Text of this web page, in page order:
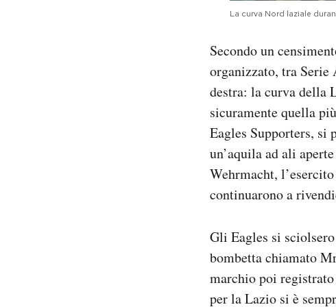
La curva Nord laziale
Secondo un
organizzato, tra
destra: la curva della
sicuramente quella
Eagles Supporters, si
un’aquila ad ali
Wehrmacht,
continuarono a
Gli Eagles si
bombetta chiamato
marchio poi
per la Lazio si è